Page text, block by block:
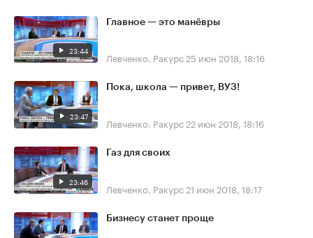
23:44
Главное — это манёвры
Левченко. Ракурс 25 июн 2018, 18:16
23:47
Пока, школа — привет, ВУЗ!
Левченко. Ракурс 22 июн 2018, 18:16
23:46
Газ для своих
Левченко. Ракурс 21 июн 2018, 18:17
Бизнесу станет проще